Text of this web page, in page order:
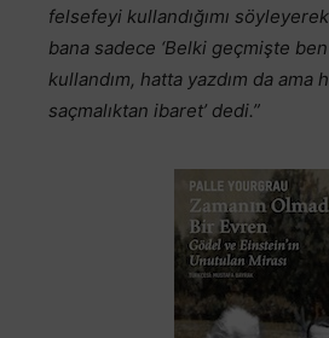
felsefeyi kullandığımı
bana sadece ‘Belki geçmişte
kullandım, hatta yazdım da ama
saçmalıktan ibaret’ dedi.”